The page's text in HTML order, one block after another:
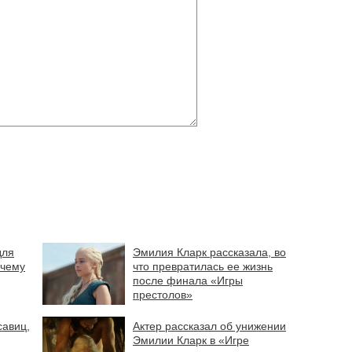
Эмилия Кларк рассказала, во
что превратилась ее жизнь
после финала «Игры
престолов»
Актер рассказал об унижении
Эмилии Кларк в «Игре